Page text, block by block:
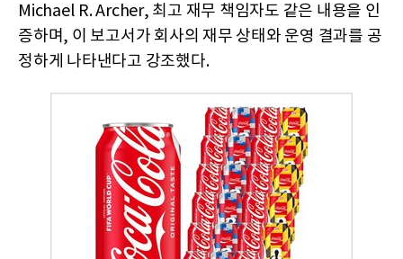
Michael R. Archer, 최고 재무 책임자도 같은 내용을 인
증하며, 이 보고서가 회사의 재무 상태와 운영 결과를 공
정하게 나타낸다고 강조했다.